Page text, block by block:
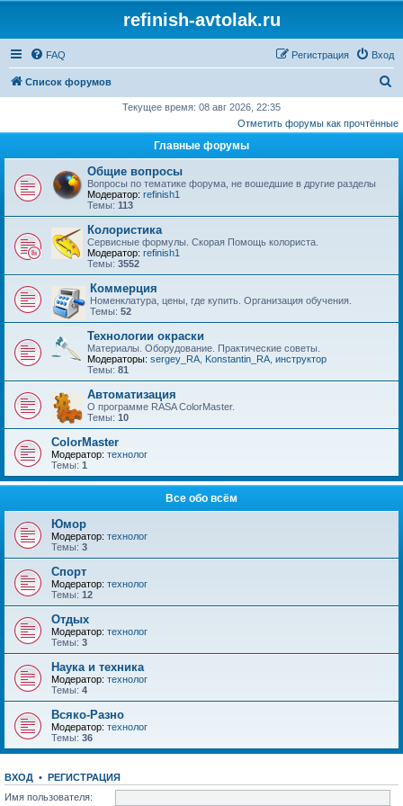
refinish-avtolak.ru
FAQ Вход
Регистрация
Список форумов
и
Текущее время: 08 авг 2026, 22:35
Отметить форумы как прочтённые
Главные форумы
Общие вопросы
Вопросы по тематике форума, не вошедшие в другие разделы
Модератор: refinish1
Темы: 113
Колористика
Сервисные формулы. Скорая Помощь колориста.
Модератор: refinish1
Темы: 3552
Коммерция
Номенклатура, цены, где купить. Организация обучения.
Темы: 52
Технологии окраски
Материалы. Оборудование. Практические советы.
Модераторы: sergey_RA Konstantin_RA инструктор
Темы: 81
Автоматизация
О программе RASA ColorMaster.
Темы: 10
ColorMaster
Модератор: технолог
Темы: 1
Все обо всём
Юмор
Модератор: технолог
Темы: 3
Спорт
Модератор: технолог
Темы: 12
Отдых
Модератор: технолог
Темы: 3
Наука и техника
Модератор: технолог
Темы: 4
Всяко-Разно
Модератор: технолог
Темы: 36
ВХОД • РЕГИСТРАЦИЯ
Имя пользователя: